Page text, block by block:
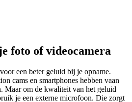
foto of videocamera
een beter geluid bij je opname.
cams en smartphones hebben vaan
Maar om de kwaliteit van het geluid
je een externe microfoon. Die zorgt